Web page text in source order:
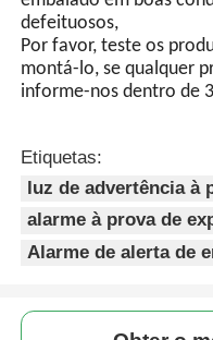
5. Garantia
R: Em primeiro lugar,
em rigoroso sistema de
defeituosa será inferior
os produtos foram
embalado em boas
defeituosos,
Por favor, teste os
montá-lo, se qualquer